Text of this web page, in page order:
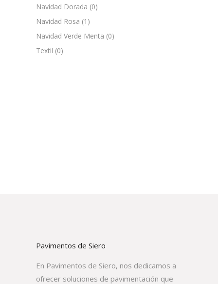
Navidad Dorada (0)
Navidad Rosa (1)
Navidad Verde Menta (0)
Textil (0)
Pavimentos de Siero
En Pavimentos de Siero, nos dedicamos a
ofrecer soluciones de pavimentación que